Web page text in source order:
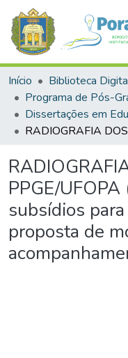
Início
PPGE/
subsídios
proposta de